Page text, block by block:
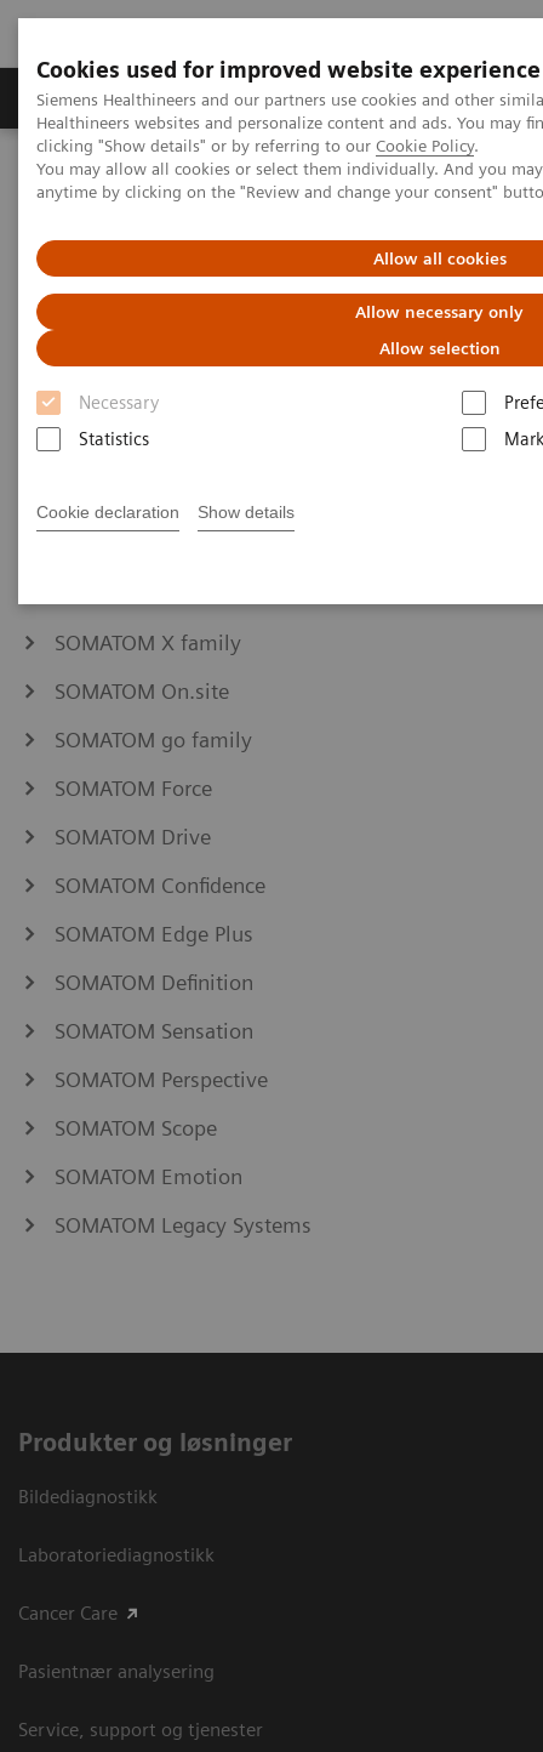
Cookies used for improved website experience
Siemens Healthineers and our partners use cookies and other
Healthineers websites and personalize content and ads. You may
clicking "Show details" or by referring to our Cookie Policy.
You may allow all cookies or select them individually. And you
anytime by clicking on the "Review and change your consent"
Allow all cookies
Allow necessary only
Allow selection
Necessary
Statistics
Cookie declaration Show details
Produkter og løsninger Support og
Hjem Services IT Standards IHE - Computed Tomography
IHE - Computed Tomography
Go back to IHE overview
SOMATOM X family
SOMATOM On.site
SOMATOM go family
SOMATOM Force
SOMATOM Drive
SOMATOM Confidence
SOMATOM Edge Plus
SOMATOM Definition
SOMATOM Sensation
SOMATOM Perspective
SOMATOM Scope
SOMATOM Emotion
SOMATOM Legacy Systems
Produkter og løsninger
Bildediagnostikk
Laboratoriediagnostikk
Cancer Care
Pasientnær analysering
Service, support og tjenester